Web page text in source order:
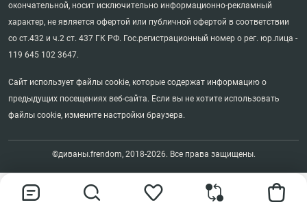
окончательной, носит исключительно информационно-рекламный
характер, не является офертой или публичной офертой в соответствии
со ст.432 и ч.2 ст. 437 ГК РФ. Гос.регистрационный номер о рег. юр.лица -
119 645 102 3647.
Сайт использует файлы cookie, которые содержат информацию о
предыдущих посещениях веб-сайта. Если вы не хотите использовать
файлы cookie, измените настройки браузера.
©диваны.frendom, 2018-2026. Все права защищены.